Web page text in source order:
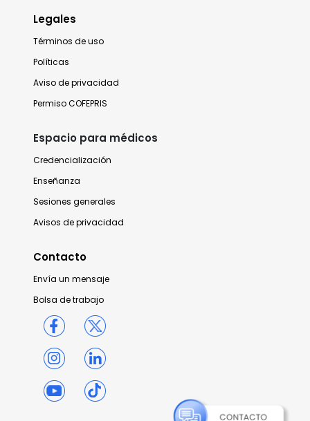
Legales
Términos de uso
Políticas
Aviso de privacidad
Permiso COFEPRIS
Espacio para médicos
Credencialización
Enseñanza
Sesiones generales
Avisos de privacidad
Contacto
Envía un mensaje
Bolsa de trabajo